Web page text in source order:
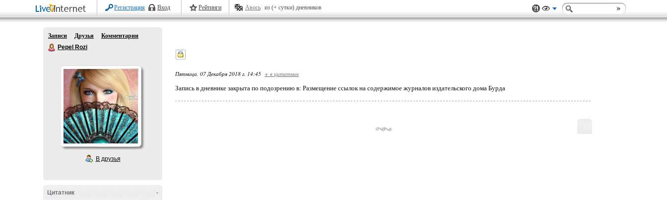
Регистрация Вход Рейтинги Авось из (+ сутки) дневников
Записи Друзья
Комментарии
Pepel Rozi
В друзья
-
Цитатник
Пятница, 07 Декабря 2018 г. 14:45 + в цитатник
Запись в дневнике закрыта по подозрению в: Размещение ссылок на содержимое журналов издательского дома Бурда